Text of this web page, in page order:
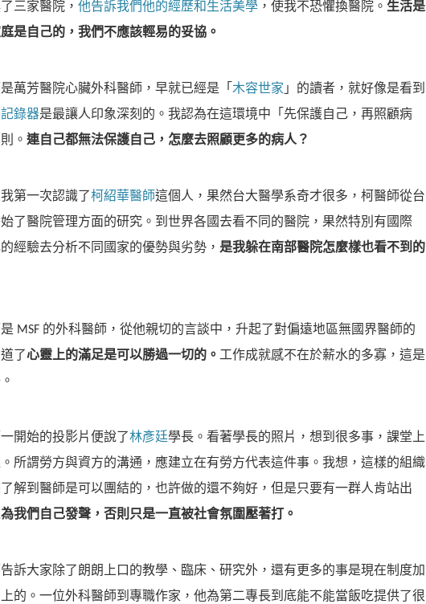
三家醫院， 他告訴我們他的經歷和生活美學 ，使我不恐懼換醫院。 生活是
是自己的，我們不應該輕易的妥協。
是萬芳醫院心臟外科醫師，早就已經是「 木容世家 」的讀者，就好像是看到
錄器是最讓人印象深刻的。我認為在這環境中「先保護自己，再照顧病
。 連自己都無法保護自己，怎麼去照顧更多的病人？
第一次認識了 柯紹華醫師這個人，果然台大醫學系奇才很多，柯醫師從台
始了醫院管理方面的研究。到世界各國去看不同的醫院，果然特別有國際
經驗去分析不同國家的優勢與劣勢， 是我躲在南部醫院怎麼樣也看不到的
是 MSF 的外科醫師，從他親切的言談中，升起了對偏遠地區無國界醫師的
了 心靈上的滿足是可以勝過一切的。 工作成就感不在於薪水的多寡，這是
一開始的投影片便說了 林彥廷學長。看著學長的照片，想到很多事，課堂上
所謂勞方與資方的溝通，應建立在有勞方代表這件事。我想，這樣的組織
解到醫師是可以團結的，也許做的還不夠好，但是只要有一群人肯站出
為我們自己發聲，否則只是一直被社會氛圍壓著打。
告訴大家除了朗朗上口的教學、臨床、研究外，還有更多的事是現在制度加
的。一位外科醫師到專職作家，他為第二專長到底能不能當飯吃提供了很